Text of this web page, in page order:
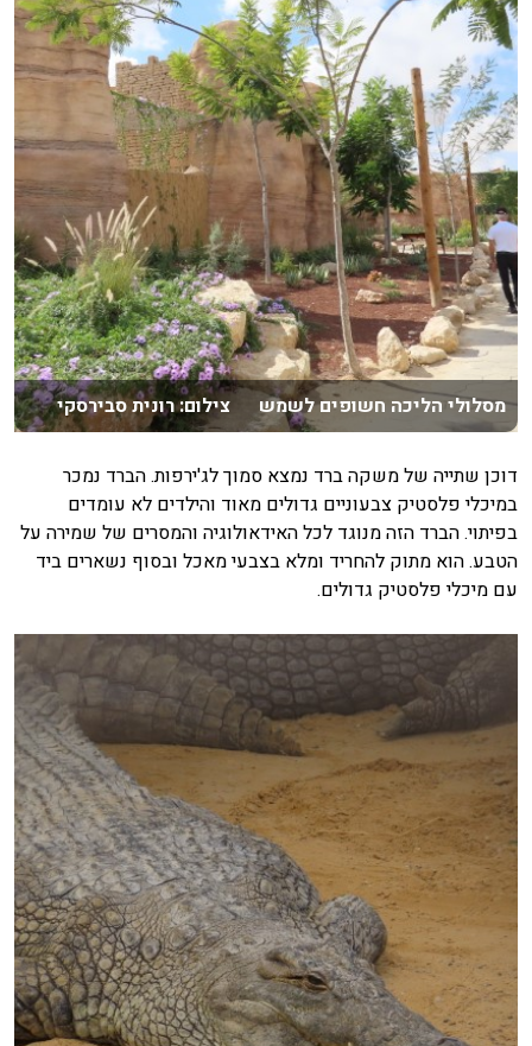
מסלולי הליכה חשופים לשמש צילום: רונית סבירסקי
דוכן שתייה של משקה ברד נמצא סמוך לג'ירפות. הברד נמכר
במיכלי פלסטיק צבעוניים גדולים מאוד והילדים לא עומדים
בפיתוי. הברד הזה מנוגד לכל האידאולוגיה והמסרים של שמירה על
הטבע. הוא מתוק להחריד ומלא בצבעי מאכל ובסוף נשארים ביד
עם מיכלי פלסטיק גדולים.